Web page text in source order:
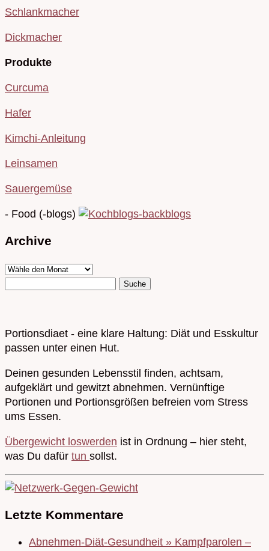
Schlankmacher
Dickmacher
Produkte
Curcuma
Hafer
Kimchi-Anleitung
Leinsamen
Sauergemüse
- Food (-blogs)
Archive
Portionsdiaet - eine klare Haltung: Diät und Esskultur
passen unter einen Hut.
Deinen gesunden Lebensstil finden, achtsam,
aufgeklärt und gewitzt abnehmen. Vernünftige
Portionen und Portionsgrößen befreien vom Stress
ums Essen.
Übergewicht loswerden ist in Ordnung – hier steht,
was Du dafür tun sollst.
Letzte Kommentare
Abnehmen-Diät-Gesundheit » Kampfparolen –